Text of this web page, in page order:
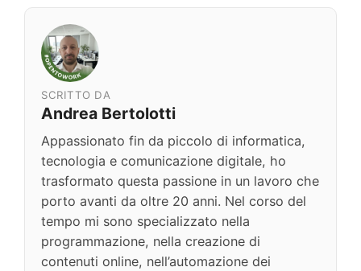
SCRITTO DA
Andrea Bertolotti
Appassionato fin da piccolo di informatica,
tecnologia e comunicazione digitale, ho
trasformato questa passione in un lavoro che
porto avanti da oltre 20 anni. Nel corso del
tempo mi sono specializzato nella
programmazione, nella creazione di
contenuti online, nell’automazione dei